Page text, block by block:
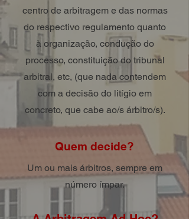
centro de arbitragem e das normas
do respectivo regulamento quanto
à organização, condução do
processo, constituição do tribunal
arbitral, etc, (que nada contendem
com a decisão do litígio em
concreto, que cabe ao/s árbitro/s).
Quem decide?
Um ou mais árbitros, sempre em
número ímpar.